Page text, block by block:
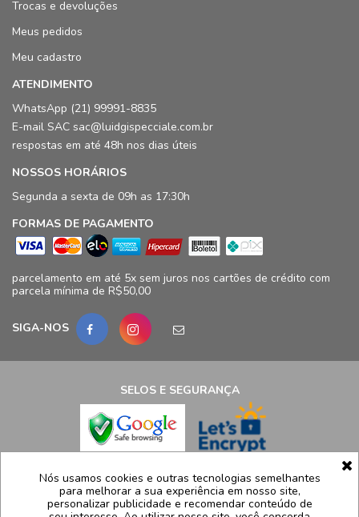
Trocas e devoluções
Meus pedidos
Meu cadastro
ATENDIMENTO
WhatsApp (21) 99991-8835
E-mail SAC sac@luidgispecciale.com.br
respostas em até 48h nos dias úteis
NOSSOS HORÁRIOS
Segunda a sexta de 09h as 17:30h
FORMAS DE PAGAMENTO
parcelamento em até 5x sem juros nos cartões de crédito com
parcela mínima de R$50,00
SIGA-NOS
SELOS E SEGURANÇA
LCB Confecções Eireli | CNPJ: 19.316.833/0009-41
Avenida Ayrton Senna, 5.500, Bloco 11, loja 124/125 - Barra da
Nós usamos cookies e outras tecnologias semelhantes
para melhorar a sua experiência em nosso site,
personalizar publicidade e recomendar conteúdo de